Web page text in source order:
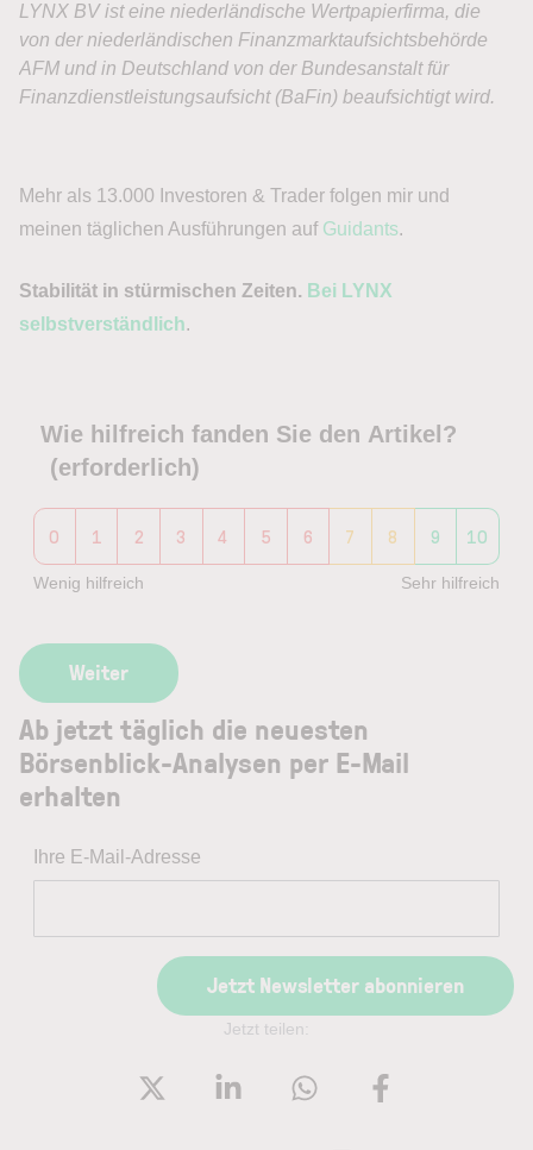
Mehr als 13.000 Investoren & Trader folgen mir und
meinen täglichen Ausführungen auf Guidants.
Stabilität in stürmischen Zeiten. Bei LYNX
selbstverständlich.
Wie hilfreich fanden Sie den Artikel?
(erforderlich)
0 1 2 3 4 5 6 7 8 9 10
Wenig hilfreich Sehr hilfreich
Ab jetzt täglich die neuesten
Börsenblick-Analysen per E-Mail
erhalten
Ihre E-Mail-Adresse
Jetzt Newsletter abonnieren
Jetzt teilen: